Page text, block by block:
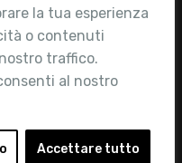
la tua esperienza
o contenuti
traffico.
al nostro
Accettare tutto